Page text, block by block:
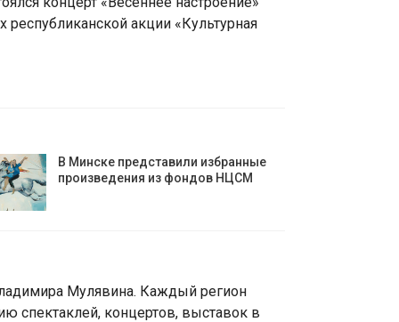
акции «Культурная
В Минске представили избранные
произведения из фондов НЦСМ
Мулявина. Каждый регион
спектаклей, концертов, выставок в